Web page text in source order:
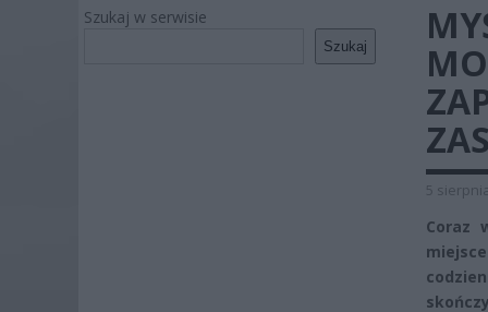
Szukaj w serwisie
Szukaj
5
Coraz